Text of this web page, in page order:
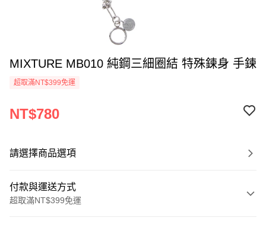
MIXTURE MB010 純鋼三細圈結 特殊鍊身 手鍊
超取滿NT$399免運
NT$780
請選擇商品選項
付款與運送方式
超取滿NT$399免運